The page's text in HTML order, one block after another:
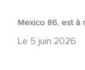
Mexico 86, est à
Le 5 juin 2026